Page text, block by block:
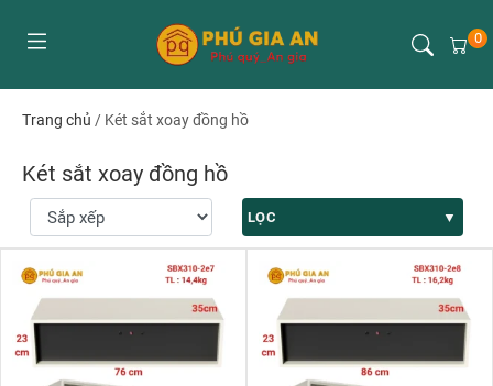
0
Trang chủ / Két sắt xoay đồng hồ
Két sắt xoay đồng hồ
LỌC